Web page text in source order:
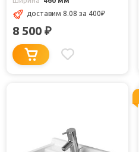
доставим 8.08 за 400₽
8 500 ₽